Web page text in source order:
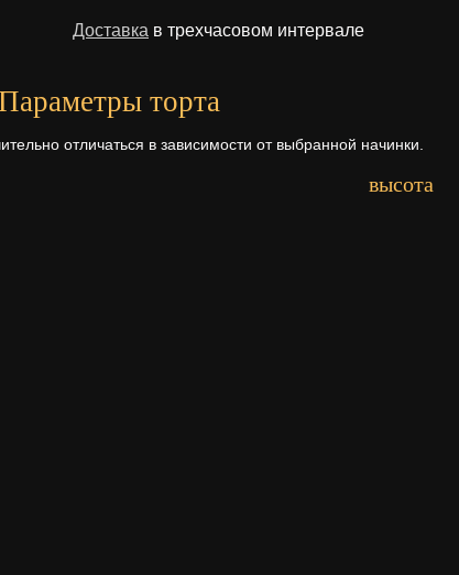
Доставка в трехчасовом интервале
торта
отличаться в зависимости от выбранной начинки.
высота